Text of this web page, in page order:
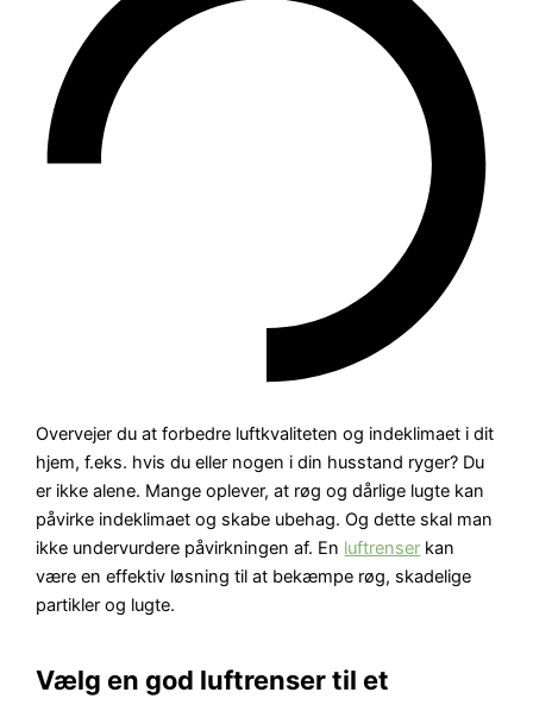
Overvejer du at forbedre luftkvaliteten og indeklimaet i dit
hjem, f.eks. hvis du eller nogen i din husstand ryger? Du
er ikke alene. Mange oplever, at røg og dårlige lugte kan
påvirke indeklimaet og skabe ubehag. Og dette skal man
ikke undervurdere påvirkningen af. En luftrenser kan
være en effektiv løsning til at bekæmpe røg, skadelige
partikler og lugte.
Vælg en god luftrenser til et